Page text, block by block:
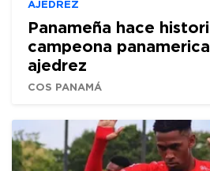
AJEDREZ
Panameña hace
campeona
ajedrez
COS PANAMÁ